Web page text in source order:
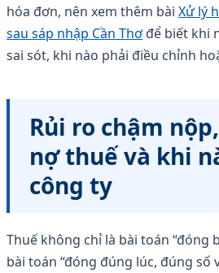
hóa đơn, nên xem thêm bài Xử lý
sau sáp nhập Cần Thơđể biết khi
sai sót, khi nào phải điều chỉnh
Rủi ro chậm
nợ thuế và khi
công ty
Thuế không chỉ là bài toán “đóng
bài toán “đóng đúng lúc, đúng số